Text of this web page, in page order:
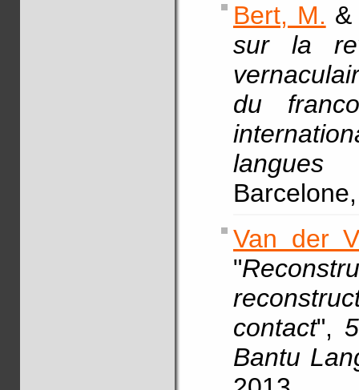
Bert, M.
sur la
du
langues
Van der
"
contact",
Bantu